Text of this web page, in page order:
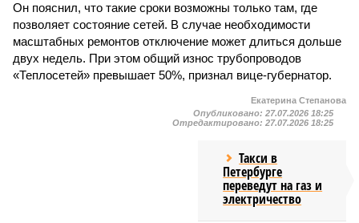
Он пояснил, что такие сроки возможны только там, где
позволяет состояние сетей. В случае необходимости
масштабных ремонтов отключение может длиться дольше
двух недель. При этом общий износ трубопроводов
«Теплосетей» превышает 50%, признал вице-губернатор.
Екатерина Степанова
Опубликовано: 27.07.2026 18:25
Отредактировано: 27.07.2026 18:25
Такси в
Петербурге
переведут на газ и
электричество